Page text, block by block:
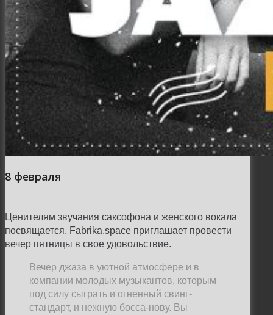
8 февраля
Ценителям звучания саксофона и женского вокала
посвящается. Fabrika.space приглашает провести
вечер пятницы в свое удовольствие.
Вечер джаза в уютной атмосфере и в
компании молодых музыкантов, которым
под силу сыграть и огненный свинг-
стандарт, и нежную босса-нову. Вы